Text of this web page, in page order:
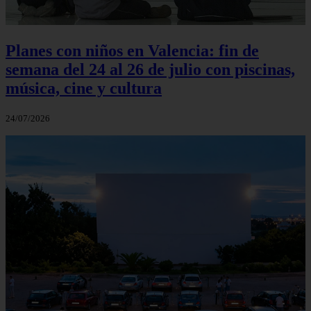
Planes con niños en Valencia: fin de
semana del 24 al 26 de julio con piscinas,
música, cine y cultura
24/07/2026